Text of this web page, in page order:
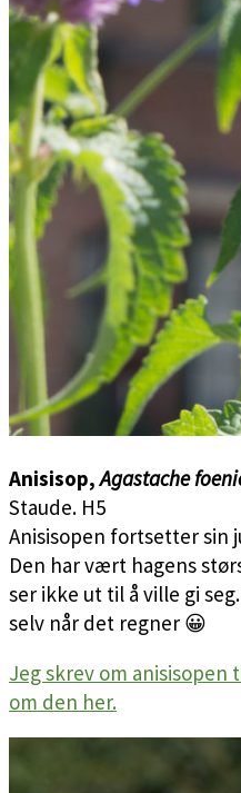
Anisisop,Agastache
Staude. H5
Anisisopen fortsetter sin
Den har vært hagens
ser ikke ut til å ville gi
selv når det regner 😀
Jeg skrev om anisisopen
om den her.